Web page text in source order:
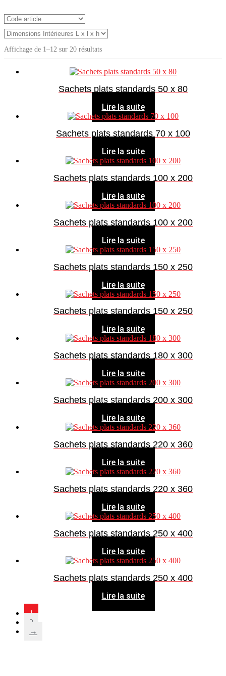
Affichage de 1–12 sur 20 résultats
Sachets plats standards 50 x 80
Lire la suite
Sachets plats standards 70 x 100
Lire la suite
Sachets plats standards 100 x 200
Lire la suite
Sachets plats standards 100 x 200
Lire la suite
Sachets plats standards 150 x 250
Lire la suite
Sachets plats standards 150 x 250
Lire la suite
Sachets plats standards 180 x 300
Lire la suite
Sachets plats standards 200 x 300
Lire la suite
Sachets plats standards 220 x 360
Lire la suite
Sachets plats standards 220 x 360
Lire la suite
Sachets plats standards 250 x 400
Lire la suite
Sachets plats standards 250 x 400
Lire la suite
1
2
→